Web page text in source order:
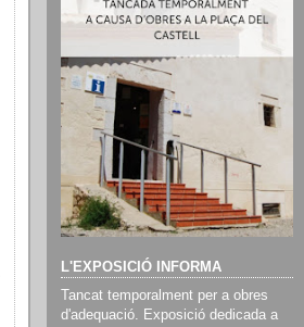
L'EXPOSICIÓ INFORMA
Tancat temporalment per a obres
d'adequació. Exposició dedicada a